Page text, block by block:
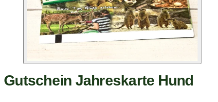
Gutschein Jahreskarte Hund